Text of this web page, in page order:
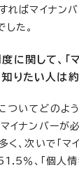
ればマイナン
た。
に関して、「
りたい人は
ついてどのよ
マイナンバーが
、次いで「マ
％、「個人